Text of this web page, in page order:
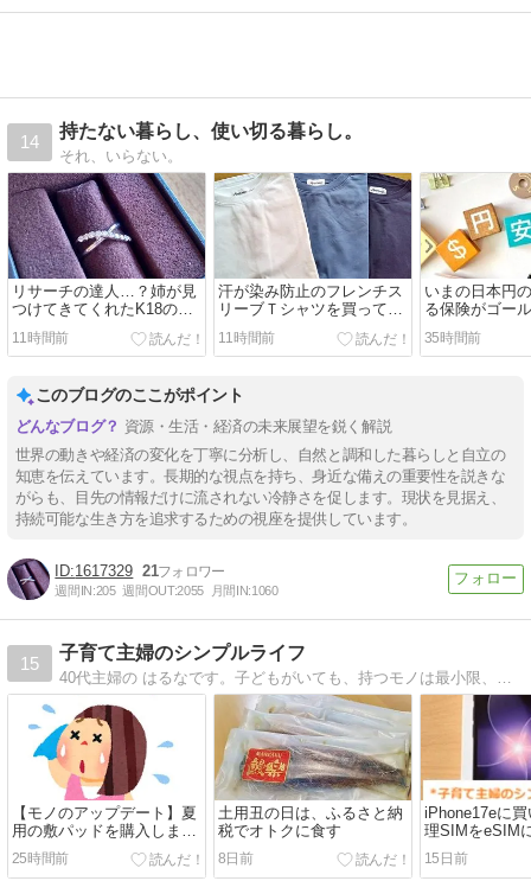
14
持たない暮らし、使い切る暮らし。
それ、いらない。
リサーチの達人…？姉が見
つけてきてくれたK18の中
古品が破格です。
11時間前
汗が染み防止のフレンチス
リーブＴシャツを買ってみ
ました（30％オフで）
11時間前
いまの日本円
る保険がゴー
ただそれだけ。
35時間前
このブログのここがポイント
資源・生活・経済の未来展望を鋭く解説
世界の動きや経済の変化を丁寧に分析し、自然と調和した暮らしと自立の
知恵を伝えています。長期的な視点を持ち、身近な備えの重要性を説きな
がらも、目先の情報だけに流されない冷静さを促します。現状を見据え、
持続可能な生き方を追求するための視座を提供しています。
1617329 21
週間IN:205 週間OUT:2055 月間IN:1060
15
子育て主婦のシンプルライフ
40代主婦の はるなです。子どもがいても、持つモノは最小限、ラク家事でシンプルな暮らし。貯蓄に励んでいます。
【モノのアップデート】夏
用の敷パッドを購入しまし
た
25時間前
土用丑の日は、ふるさと納
税でオトクに食す
8日前
iPhone17eに
理SIMをeSIM
順。
15日前